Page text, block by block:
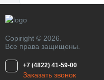
Copiright © 2026.
Все права защищены.
+7 (4822) 41-59-00
Заказать звонок